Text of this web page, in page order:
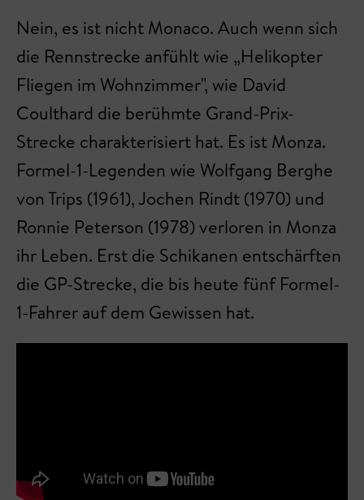
Nein, es ist nicht Monaco. Auch wenn sich
die Rennstrecke anfühlt wie „Helikopter
Fliegen im Wohnzimmer", wie David
Coulthard die berühmte Grand-Prix-
Strecke charakterisiert hat. Es ist Monza.
Formel-1-Legenden wie Wolfgang Berghe
von Trips (1961), Jochen Rindt (1970) und
Ronnie Peterson (1978) verloren in Monza
ihr Leben. Erst die Schikanen entschärften
die GP-Strecke, die bis heute fünf Formel-
1-Fahrer auf dem Gewissen hat.